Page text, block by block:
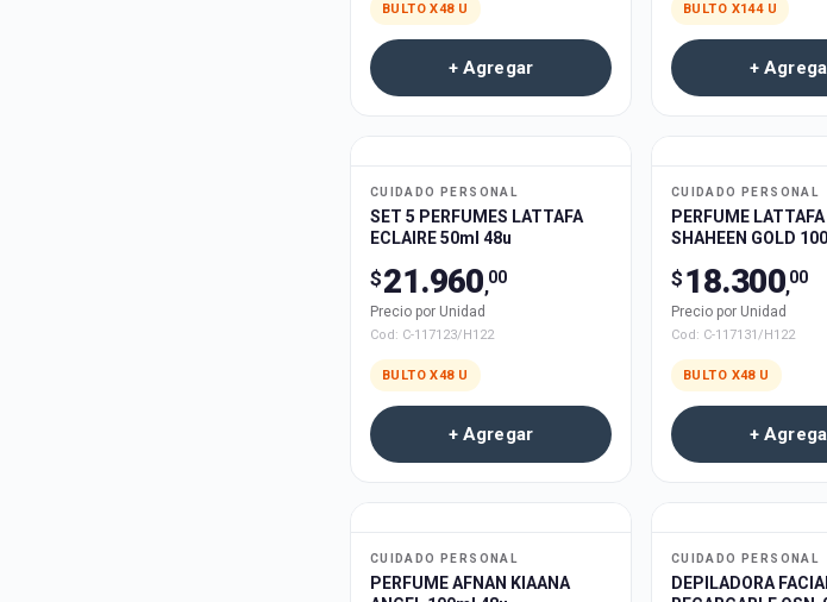
BULTO X48 U
+ Agregar
BULTO X144 U
+
CUIDADO PERSONAL
SET 5 PERFUMES LATTAFA
ECLAIRE 50ml 48u
$21.960,00
Precio por Unidad
Cod: C-117123/H122
BULTO X48 U
+ Agregar
CUIDADO PERSONAL
PERFUME
SHAHEEN GOLD
$ 18.300,00
Precio por Unidad
Cod: C-117131/H122
BULTO X48 U
+
CUIDADO PERSONAL
PERFUME AFNAN KIAANA
CUIDADO PERSONAL
DEPILADORA